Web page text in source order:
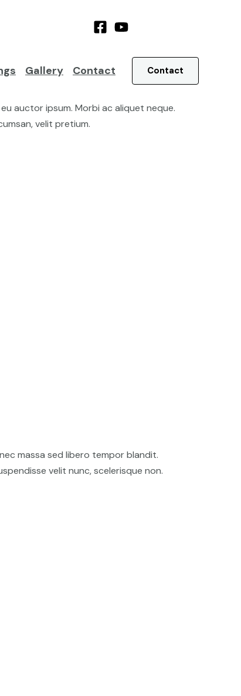
Gallery Contact Contact
auctor ipsum. Morbi ac aliquet neque.
velit pretium.
massa sed libero tempor blandit.
velit nunc, scelerisque non.